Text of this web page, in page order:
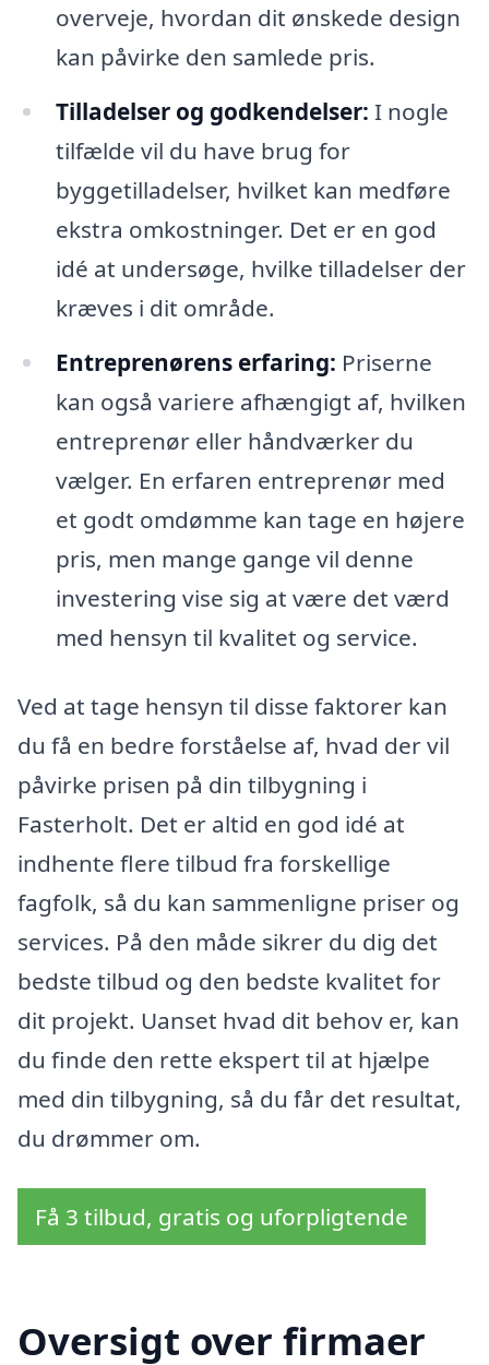
overveje, hvordan dit ønskede design
kan påvirke den samlede pris.
Tilladelser og godkendelser: I nogle
tilfælde vil du have brug for
byggetilladelser, hvilket kan medføre
ekstra omkostninger. Det er en god
idé at undersøge, hvilke tilladelser der
kræves i dit område.
Entreprenørens erfaring: Priserne
kan også variere afhængigt af, hvilken
entreprenør eller håndværker du
vælger. En erfaren entreprenør med
et godt omdømme kan tage en højere
pris, men mange gange vil denne
investering vise sig at være det værd
med hensyn til kvalitet og service.
Ved at tage hensyn til disse faktorer kan
du få en bedre forståelse af, hvad der vil
påvirke prisen på din tilbygning i
Fasterholt. Det er altid en god idé at
indhente flere tilbud fra forskellige
fagfolk, så du kan sammenligne priser og
services. På den måde sikrer du dig det
bedste tilbud og den bedste kvalitet for
dit projekt. Uanset hvad dit behov er, kan
du finde den rette ekspert til at hjælpe
med din tilbygning, så du får det resultat,
du drømmer om.
Få 3 tilbud, gratis og uforpligtende
Oversigt over firmaer